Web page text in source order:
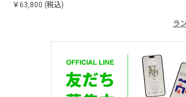
￥63,800 (税込)
ラ